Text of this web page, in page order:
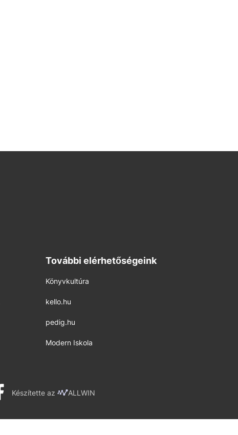
További elérhetőségeink
Könyvkultúra
kello.hu
pedig.hu
Modern Iskola
Készítette az ALLWIN